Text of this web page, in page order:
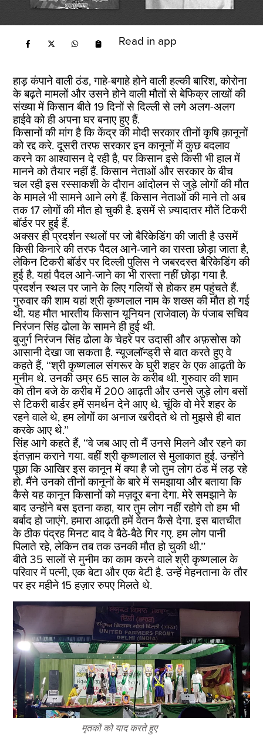
Read in app
हाड़ कंपाने वाली ठंड, गाहे-बगाहे होने वाली हल्की बारिश, कोरोना
के बढ़ते मामलों और उसने होने वाली मौतों से बेफिक्र लाखों की
संख्या में किसान बीते 19 दिनों से दिल्ली से लगे अलग-अलग
हाईवे को ही अपना घर बनाए हुए हैं.
किसानों की मांग है कि केंद्र की मोदी सरकार तीनों कृषि क़ानूनों
को रद्द करे. दूसरी तरफ सरकार इन कानूनों में कुछ बदलाव
करने का आश्वासन दे रही है, पर किसान इसे किसी भी हाल में
मानने को तैयार नहीं हैं. किसान नेताओं और सरकार के बीच
चल रही इस रस्साकशी के दौरान आंदोलन से जुड़े लोगों की मौत
के मामले भी सामने आने लगे हैं. किसान नेताओं की माने तो अब
तक 17 लोगों की मौत हो चुकी है. इसमें से ज़्यादातर मौतें टिकरी
बॉर्डर पर हुई हैं.
अक्सर ही प्रदर्शन स्थलों पर जो बैरिकेडिंग की जाती है उसमें
किसी किनारे की तरफ पैदल आने-जाने का रास्ता छोड़ा जाता है,
लेकिन टिकरी बॉर्डर पर दिल्ली पुलिस ने जबरदस्त बैरिकेडिंग की
हुई है. यहां पैदल आने-जाने का भी रास्ता नहीं छोड़ा गया है.
प्रदर्शन स्थल पर जाने के लिए गलियों से होकर हम पहुंचते हैं.
गुरुवार की शाम यहां श्री कृष्णलाल नाम के शख्स की मौत हो गई
थी. यह मौत भारतीय किसान यूनियन (राजेवाल) के पंजाब सचिव
निरंजन सिंह ढोला के सामने ही हुई थी.
बुजुर्ग निरंजन सिंह ढोला के चेहरे पर उदासी और अफ़सोस को
आसानी देखा जा सकता है. न्यूजलॉन्ड्री से बात करते हुए वे
कहते हैं, ‘‘श्री कृष्णलाल संगरूर के घुरी शहर के एक आढ़ती के
मुनीम थे. उनकी उम्र 65 साल के करीब थी. गुरुवार की शाम
को तीन बजे के करीब में 200 आढ़ती और उनसे जुड़े लोग बसों
से टिकरी बार्डर हमें समर्थन देने आए थे. चूंकि वो मेरे शहर के
रहने वाले थे, हम लोगों का अनाज खरीदते थे तो मुझसे ही बात
करके आए थे.’’
सिंह आगे कहते हैं, ‘‘वे जब आए तो मैं उनसे मिलने और रहने का
इंतज़ाम कराने गया. वहीं श्री कृष्णलाल से मुलाकात हुई. उन्होंने
पूछा कि आखिर इस कानून में क्या है जो तुम लोग ठंड में लड़ रहे
हो. मैंने उनको तीनों कानूनों के बारे में समझाया और बताया कि
कैसे यह कानून किसानों को मज़दूर बना देगा. मेरे समझाने के
बाद उन्होंने बस इतना कहा, यार तुम लोग नहीं रहोगे तो हम भी
बर्बाद हो जाएंगे. हमारा आढ़ती हमें वेतन कैसे देगा. इस बातचीत
के ठीक पंद्रह मिनट बाद वे बैठे-बैठे गिर गए. हम लोग पानी
पिलाते रहे, लेकिन तब तक उनकी मौत हो चुकी थी.’’
बीते 35 सालों से मुनीम का काम करने वाले श्री कृष्णलाल के
परिवार में पत्नी, एक बेटा और एक बेटी है. उन्हें मेहनताना के तौर
पर हर महीने 15 हज़ार रुपए मिलते थे.
मृतकों को याद करते हुए